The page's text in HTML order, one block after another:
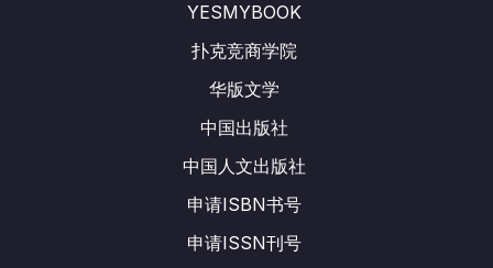
YESMYBOOK
扑克竞商学院
华版文学
中国出版社
中国人文出版社
申请ISBN书号
申请ISSN刊号